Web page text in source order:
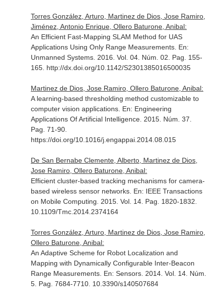
Torres González, Arturo, Martinez de Dios, Jose Ramiro,
Jiménez, Antonio Enrique, Ollero Baturone, Anibal:
An Efficient Fast-Mapping SLAM Method for UAS
Applications Using Only Range Measurements. En:
Unmanned Systems. 2016. Vol. 04. Núm. 02. Pag. 155-
165. http://dx.doi.org/10.1142/S2301385016500035
Martinez de Dios, Jose Ramiro, Ollero Baturone, Anibal:
A learning-based thresholding method customizable to
computer vision applications. En: Engineering
Applications Of Artificial Intelligence. 2015. Núm. 37.
Pag. 71-90.
https://doi.org/10.1016/j.engappai.2014.08.015
De San Bernabe Clemente, Alberto, Martinez de Dios,
Jose Ramiro, Ollero Baturone, Anibal:
Efficient cluster-based tracking mechanisms for camera-
based wireless sensor networks. En: IEEE Transactions
on Mobile Computing . 2015. Vol. 14. Pag. 1820-1832.
10.1109/Tmc.2014.2374164
Torres González, Arturo, Martinez de Dios, Jose Ramiro,
Ollero Baturone, Anibal:
An Adaptive Scheme for Robot Localization and
Mapping with Dynamically Configurable Inter-Beacon
Range Measurements. En: Sensors. 2014. Vol. 14. Núm.
5. Pag. 7684-7710. 10.3390/s140507684